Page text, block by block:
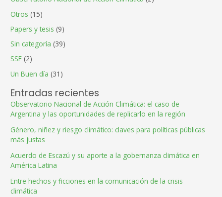
Otros (15)
Papers y tesis (9)
Sin categoría (39)
SSF (2)
Un Buen día (31)
Entradas recientes
Observatorio Nacional de Acción Climática: el caso de
Argentina y las oportunidades de replicarlo en la región
Género, niñez y riesgo climático: claves para políticas públicas
más justas
Acuerdo de Escazú y su aporte a la gobernanza climática en
América Latina
Entre hechos y ficciones en la comunicación de la crisis
climática